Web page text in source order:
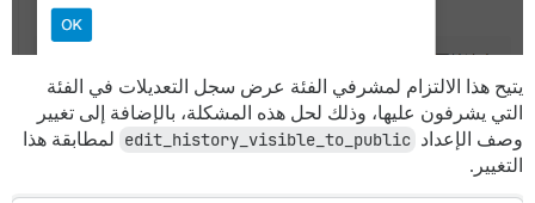
يتيح هذا الالتزام لمشرفي الفئة عرض سجل التعديلات في الفئة
التي يشرفون عليها، وذلك لحل هذه المشكلة، بالإضافة إلى تغيير
وصف الإعداد edit_history_visible_to_public لمطابقة هذا
التغيير.